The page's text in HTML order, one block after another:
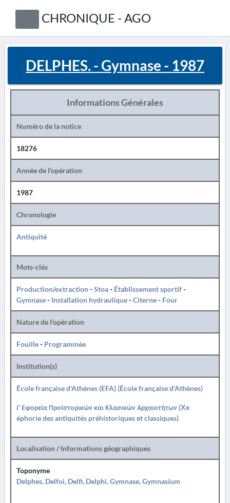
CHRONIQUE - AGO
DELPHES. - Gymnase - 1987
Informations Générales
Numéro de la notice
18276
Année de l'opération
1987
Chronologie
Antiquité
Mots-clés
Production/extraction-Stoa- Établissement sportif-
Gymnase- Installation hydraulique-Citerne- Four
Nature de l'opération
Fouille- Programmée
Institution(s)
École française d'Athènes (EFA) (École française d'Athènes)
Ι' Εφορεία Προϊστορικών και Κλασικών Αρχαιοτήτων (Xe
éphorie des antiquités préhistoriques et classiques)
Localisation / Informations géographiques
Toponyme
Delphes, Delfoi, Delfi, Delphi, Gymnase, Gymnasium